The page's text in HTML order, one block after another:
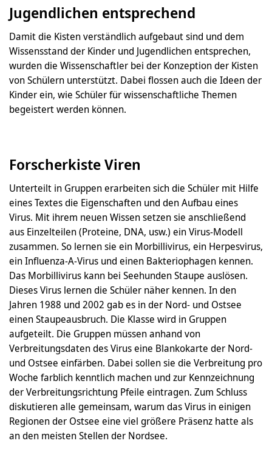
Jugendlichen entsprechend
Damit die Kisten verständlich aufgebaut sind und dem
Wissensstand der Kinder und Jugendlichen entsprechen,
wurden die Wissenschaftler bei der Konzeption der Kisten
von Schülern unterstützt. Dabei flossen auch die Ideen der
Kinder ein, wie Schüler für wissenschaftliche Themen
begeistert werden können.
Forscherkiste Viren
Unterteilt in Gruppen erarbeiten sich die Schüler mit Hilfe
eines Textes die Eigenschaften und den Aufbau eines
Virus. Mit ihrem neuen Wissen setzen sie anschließend
aus Einzelteilen (Proteine, DNA, usw.) ein Virus-Modell
zusammen. So lernen sie ein Morbillivirus, ein Herpesvirus,
ein Influenza-A-Virus und einen Bakteriophagen kennen.
Das Morbillivirus kann bei Seehunden Staupe auslösen.
Dieses Virus lernen die Schüler näher kennen. In den
Jahren 1988 und 2002 gab es in der Nord- und Ostsee
einen Staupeausbruch. Die Klasse wird in Gruppen
aufgeteilt. Die Gruppen müssen anhand von
Verbreitungsdaten des Virus eine Blankokarte der Nord-
und Ostsee einfärben. Dabei sollen sie die Verbreitung pro
Woche farblich kenntlich machen und zur Kennzeichnung
der Verbreitungsrichtung Pfeile eintragen. Zum Schluss
diskutieren alle gemeinsam, warum das Virus in einigen
Regionen der Ostsee eine viel größere Präsenz hatte als
an den meisten Stellen der Nordsee.